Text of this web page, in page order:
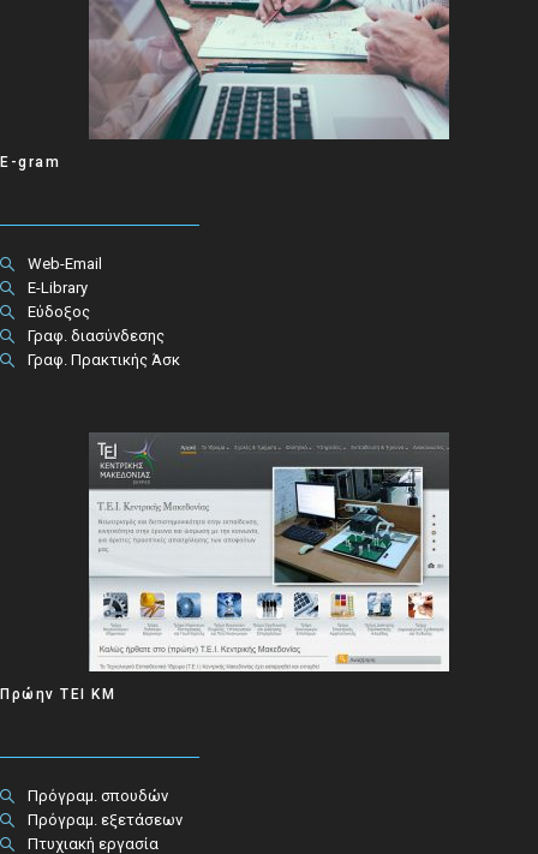
E-gram
Web-Email
E-Library
Εύδοξος
Γραφ. διασύνδεσης
Γραφ. Πρακτικής Άσκ
Πρώην ΤΕΙ ΚΜ
Πρόγραμ. σπουδών
Πρόγραμ. εξετάσεων
Πτυχιακή εργασία